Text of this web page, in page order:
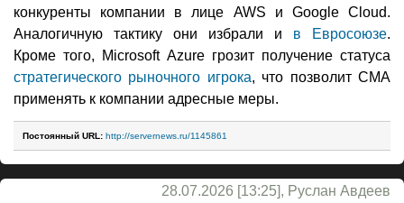
конкуренты компании в лице AWS и Google Cloud.
Аналогичную тактику они избрали и в Евросоюзе.
Кроме того, Microsoft Azure грозит получение статуса
стратегического рыночного игрока, что позволит CMA
применять к компании адресные меры.
Постоянный URL: http://servernews.ru/1145861
28.07.2026 [13:25], Руслан Авдеев